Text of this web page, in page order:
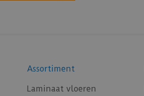
Assortiment
Laminaat vloeren